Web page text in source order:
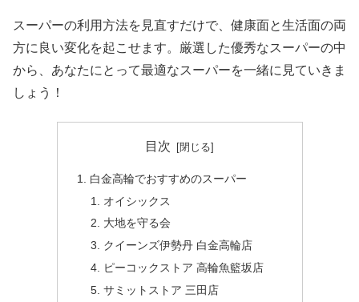
スーパーの利用方法を見直すだけで、健康面と生活面の両
方に良い変化を起こせます。厳選した優秀なスーパーの中
から、あなたにとって最適なスーパーを一緒に見ていきま
しょう！
目次
白金高輪でおすすめのスーパー
オイシックス
大地を守る会
クイーンズ伊勢丹 白金高輪店
ピーコックストア 高輪魚籃坂店
サミットストア 三田店